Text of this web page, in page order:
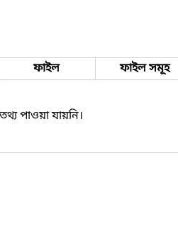
ফাইল ফাইল সমূহ
পাওয়া যায়নি।